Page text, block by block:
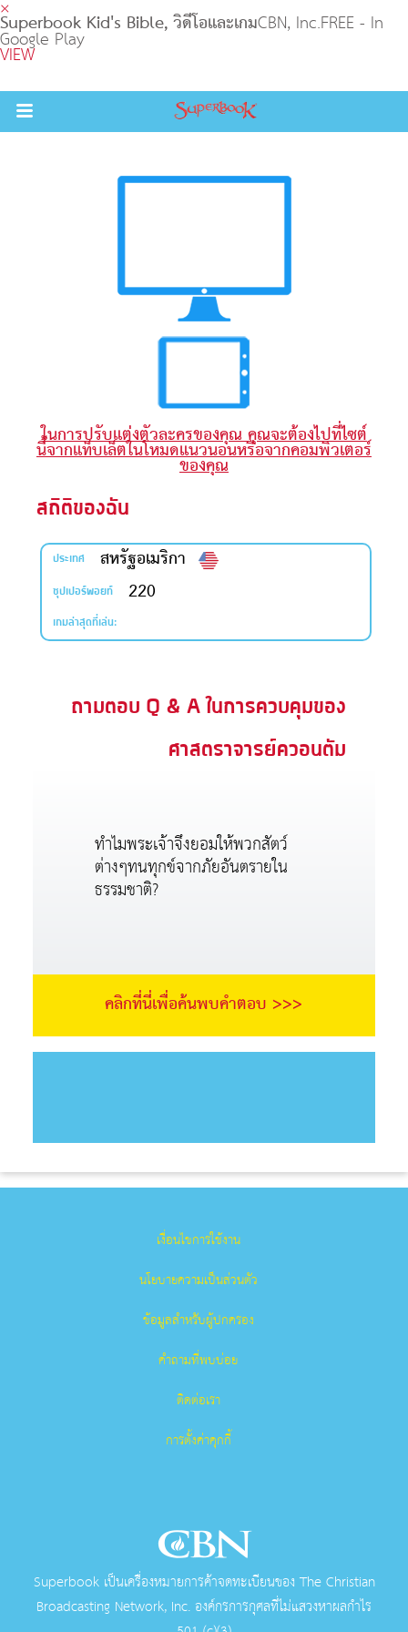
×
Superbook Kid's Bible, วิดีโอและเกมCBN, Inc.FREE - In
Google Play
VIEW
Return to Content
คัมภีร์
อกอากาศ
ในการปรับแต่งตัวละครของคุณ คุณจะต้องไปที่ไซต์
นี้จากแท็บเล็ตในโหมดแนวนอนหรือจากคอมพิวเตอร์
ของคุณ
สถิติของฉัน
ประเทศ สหรัฐอเมริกา
ซุปเปอร์พอยท์ 220
เกมล่าสุดที่เล่น:
ถามตอบ Q & A ในการควบคุมของ
ศาสตราจารย์ควอนตัม
ทำไมพระเจ้าจึงยอมให้พวกสัตว์
ต่างๆทนทุกข์จากภัยอันตรายใน
ธรรมชาติ?
คลิกที่นี่เพื่อค้นพบคำตอบ >>>
เงื่อนไขการใช้งาน
นโยบายความเป็นส่วนตัว
ข้อมูลสำหรับผู้ปกครอง
คำถามที่พบบ่อย
ติดต่อเรา
การตั้งค่าคุกกี้
Superbook เป็นเครื่องหมายการค้าจดทะเบียนของ The Christian
Broadcasting Network, Inc. องค์กรการกุศลที่ไม่แสวงหาผลกําไร